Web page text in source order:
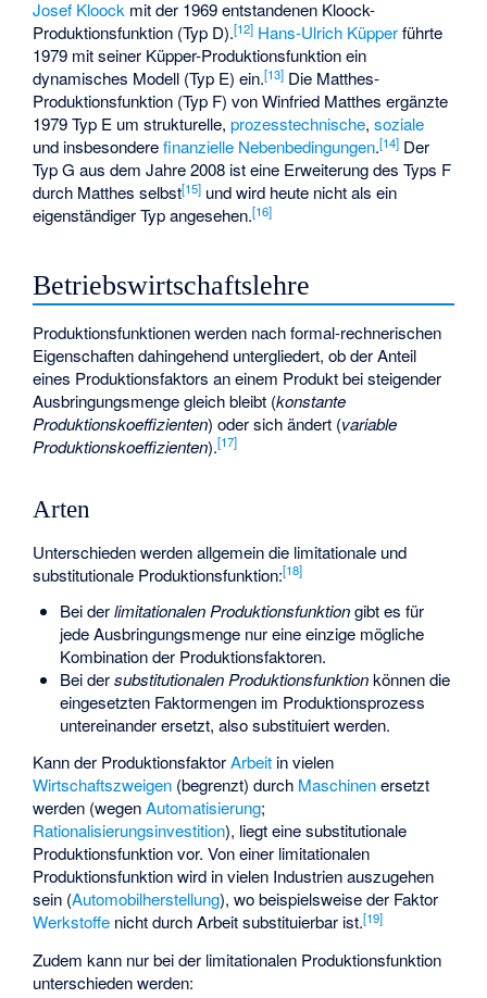
Josef Kloock mit der 1969 entstandenen Kloock-
Produktionsfunktion (Typ D).[12] Hans-Ulrich Küpperführte
1979 mit seiner Küpper-Produktionsfunktionein
dynamisches Modell (Typ E) ein.[13] Die Matthes-
Produktionsfunktion (Typ F) vonWinfried Matthes ergänzte
1979 Typ E um strukturelle,prozesstechnische,soziale
und insbesonderefinanzielle Nebenbedingungen.[14] Der
Typ G aus dem Jahre 2008 ist eine Erweiterung des Typs F
durch Matthes selbst[15] und wird heute nicht als ein
eigenständiger Typ angesehen.[16]
Betriebswirtschaftslehre
Produktionsfunktionen werden nach formal-rechnerischen
Eigenschaften dahingehend untergliedert, ob der Anteil
eines Produktionsfaktors an einem Produkt bei steigender
Ausbringungsmengegleich bleibt (konstante
Produktionskoeffizienten) oder sich ändert (variable
Produktionskoeffizienten).[17]
Arten
Unterschieden werden allgemein die limitationale und
substitutionale Produktionsfunktion:[18]
Bei derlimitationalen Produktionsfunktiongibt es für
jede Ausbringungsmenge nur eine einzige mögliche
Kombination der Produktionsfaktoren.
Bei dersubstitutionalen Produktionsfunktionkönnen die
eingesetzten Faktormengen im Produktionsprozess
untereinander ersetzt, also substituiert werden.
Kann der ProduktionsfaktorArbeit in vielen
Wirtschaftszweigen (begrenzt) durch Maschinenersetzt
werden (wegenAutomatisierung;
Rationalisierungsinvestition), liegt eine substitutionale
Produktionsfunktion vor. Von einer limitationalen
Produktionsfunktion wird in vielen Industrien auszugehen
sein (Automobilherstellung), wo beispielsweise der Faktor
Werkstoffe nicht durch Arbeit substituierbar ist.[19]
Zudem kann nur bei der limitationalen Produktionsfunktion
unterschieden werden: